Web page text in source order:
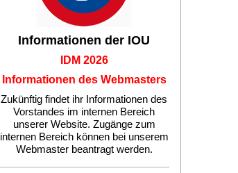
Informationen der IOU
IDM 2026
Informationen des Webmasters
Zukünftig findet ihr Informationen des
Vorstandes im internen Bereich
unserer Website. Zugänge zum
internen Bereich können bei unserem
Webmaster beantragt werden.